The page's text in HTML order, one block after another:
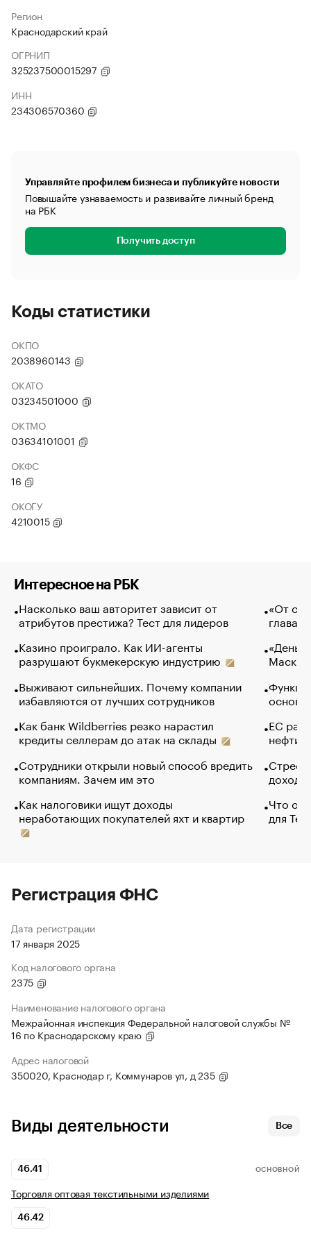
Регион
Краснодарский край
ОГРНИП
325237500015297
ИНН
234306570360
Управляйте профилем бизнеса и публикуйте новости
Повышайте узнаваемость и развивайте личный бренд
на РБК
Получить доступ
Коды статистики
ОКПО
2038960143
ОКАТО
03234501000
ОКТМО
03634101001
ОКФС
16
ОКОГУ
4210015
Интересное на РБК
Насколько ваш авторитет зависит от
атрибутов престижа? Тест для лидеров
Казино проиграло. Как ИИ-агенты
разрушают букмекерскую индустрию
Выживают сильнейших. Почему компании
избавляются от лучших сотрудников
Как банк Wildberries резко нарастил
кредиты селлерам до атак на склады
Сотрудники открыли новый способ вредить
компаниям. Зачем им это
Как налоговики ищут доходы
неработающих покупателей яхт и квартир
«От
глава
Маск в
основ
ЕС
нефти
Что
для
Регистрация ФНС
Дата регистрации
17 января 2025
Код налогового органа
2375
Наименование налогового органа
Межрайонная инспекция Федеральной налоговой службы №
16 по Краснодарскому краю
Адрес налоговой
350020, Краснодар г, Коммунаров ул, д 235
Виды деятельности Все
46.41 ОСНОВНОЙ
Торговля оптовая текстильными изделиями
46.42